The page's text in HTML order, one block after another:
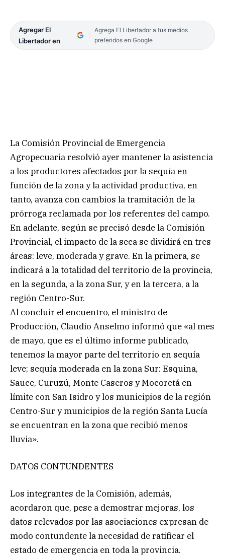
Agregar El
Libertador en
Agrega El Libertador a tus medios
preferidos en Google
La Comisión Provincial de Emergencia
Agropecuaria resolvió ayer mantener la asistencia
a los productores afectados por la sequía en
función de la zona y la actividad productiva, en
tanto, avanza con cambios la tramitación de la
prórroga reclamada por los referentes del campo.
En adelante, según se precisó desde la Comisión
Provincial, el impacto de la seca se dividirá en tres
áreas: leve, moderada y grave. En la primera, se
indicará a la totalidad del territorio de la provincia,
en la segunda, a la zona Sur, y en la tercera, a la
región Centro-Sur.
Al concluir el encuentro, el ministro de
Producción, Claudio Anselmo informó que «al mes
de mayo, que es el último informe publicado,
tenemos la mayor parte del territorio en sequía
leve; sequía moderada en la zona Sur: Esquina,
Sauce, Curuzú, Monte Caseros y Mocoretá en
límite con San Isidro y los municipios de la región
Centro-Sur y municipios de la región Santa Lucía
se encuentran en la zona que recibió menos
lluvia».
DATOS CONTUNDENTES
Los integrantes de la Comisión, además,
acordaron que, pese a demostrar mejoras, los
datos relevados por las asociaciones expresan de
modo contundente la necesidad de ratificar el
estado de emergencia en toda la provincia.